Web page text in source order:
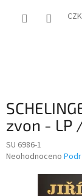
CZK
zvon - LP
SU 6986-1
Průměrné
Neohodnoceno